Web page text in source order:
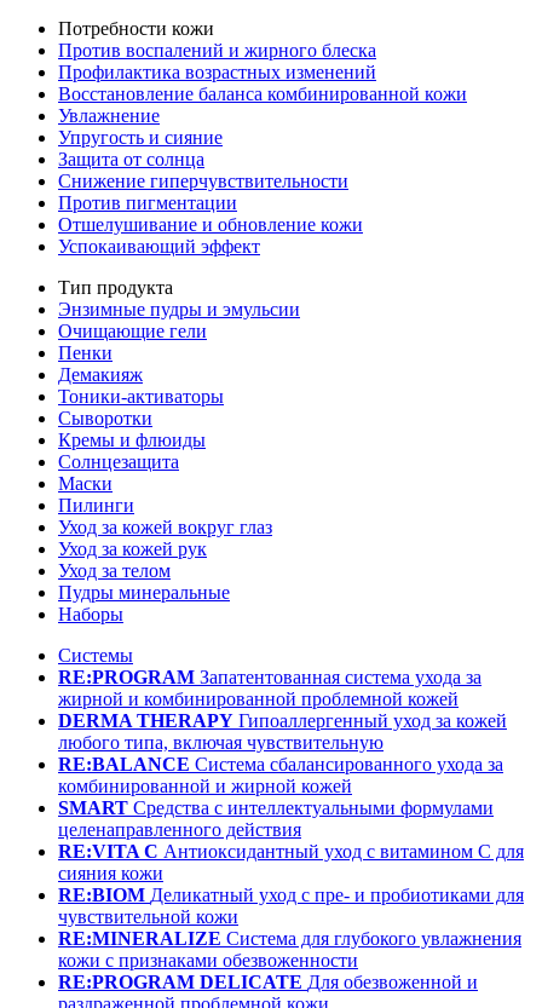
Потребности кожи
Против воспалений и жирного блеска
Профилактика возрастных изменений
Восстановление баланса комбинированной кожи
Увлажнение
Упругость и сияние
Защита от солнца
Снижение гиперчувствительности
Против пигментации
Отшелушивание и обновление кожи
Успокаивающий эффект
Тип продукта
Энзимные пудры и эмульсии
Очищающие гели
Пенки
Демакияж
Тоники-активаторы
Сыворотки
Кремы и флюиды
Солнцезащита
Маски
Пилинги
Уход за кожей вокруг глаз
Уход за кожей рук
Уход за телом
Пудры минеральные
Наборы
Системы
RE:PROGRAM Запатентованная система ухода за
жирной и комбинированной проблемной кожей
DERMA THERAPY Гипоаллергенный уход за кожей
любого типа, включая чувствительную
RE:BALANCE Система сбалансированного ухода за
комбинированной и жирной кожей
SMART Средства с интеллектуальными формулами
целенаправленного действия
RE:VITA C Антиоксидантный уход с витамином С для
сияния кожи
RE:BIOM Деликатный уход с пре- и пробиотиками для
чувствительной кожи
RE:MINERALIZE Система для глубокого увлажнения
кожи с признаками обезвоженности
RE:PROGRAM DELICATE Для обезвоженной и